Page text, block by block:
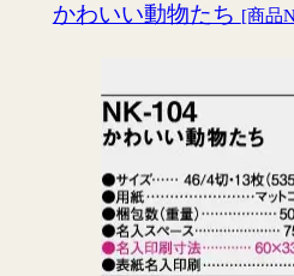
かわいい動物たち [商品